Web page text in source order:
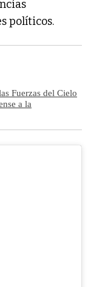
políticos.
Fuerzas del Cielo
a la